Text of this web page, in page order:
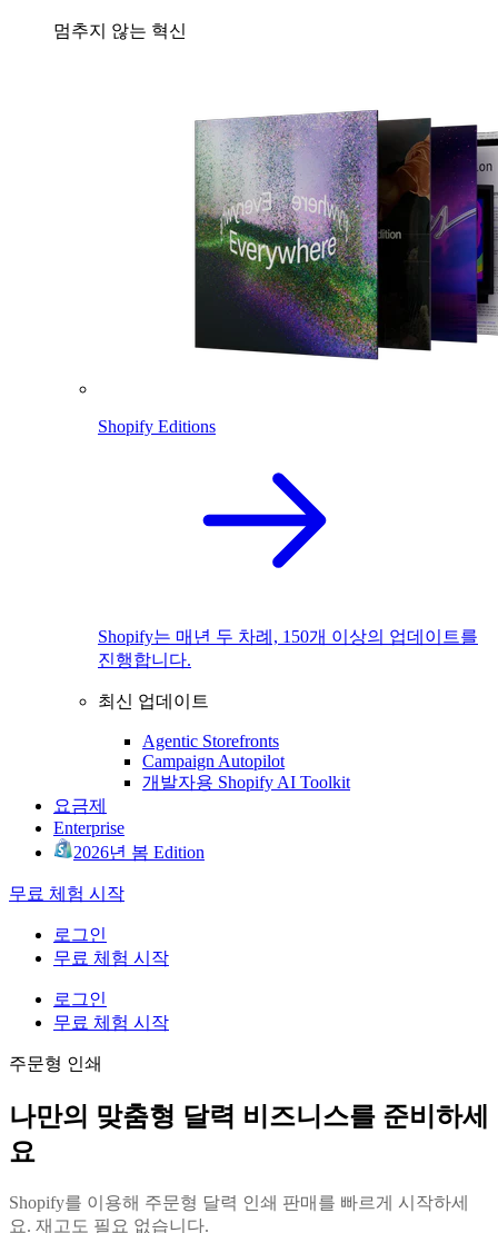
멈추지 않는 혁신
Shopify Editions
Shopify는 매년 두 차례, 150개 이상의 업데이트를
진행합니다.
최신 업데이트
Agentic Storefronts
Campaign Autopilot
개발자용 Shopify AI Toolkit
요금제
Enterprise
2026년 봄 Edition
무료 체험 시작
로그인
무료 체험 시작
로그인
무료 체험 시작
주문형 인쇄
나만의 맞춤형 달력 비즈니스를 준비하세
요
Shopify를 이용해 주문형 달력 인쇄 판매를 빠르게 시작하세
요. 재고도 필요 없습니다.